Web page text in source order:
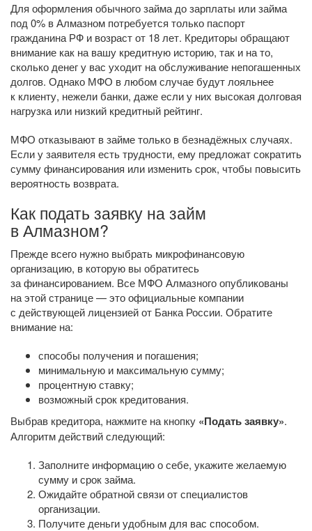
Для оформления обычного займа до зарплаты или займа
под 0% в Алмазном потребуется только паспорт
гражданина РФ и возраст от 18 лет. Кредиторы обращают
внимание как на вашу кредитную историю, так и на то,
сколько денег у вас уходит на обслуживание непогашенных
долгов. Однако МФО в любом случае будут лояльнее
к клиенту, нежели банки, даже если у них высокая долговая
нагрузка или низкий кредитный рейтинг.
МФО отказывают в займе только в безнадёжных случаях.
Если у заявителя есть трудности, ему предложат сократить
сумму финансирования или изменить срок, чтобы повысить
вероятность возврата.
Как подать заявку на займ
в Алмазном?
Прежде всего нужно выбрать микрофинансовую
организацию, в которую вы обратитесь
за финансированием. Все МФО Алмазного опубликованы
на этой странице — это официальные компании
с действующей лицензией от Банка России. Обратите
внимание на:
способы получения и погашения;
минимальную и максимальную сумму;
процентную ставку;
возможный срок кредитования.
Выбрав кредитора, нажмите на кнопку «Подать заявку».
Алгоритм действий следующий:
Заполните информацию о себе, укажите желаемую
сумму и срок займа.
Ожидайте обратной связи от специалистов
организации.
Получите деньги удобным для вас способом.